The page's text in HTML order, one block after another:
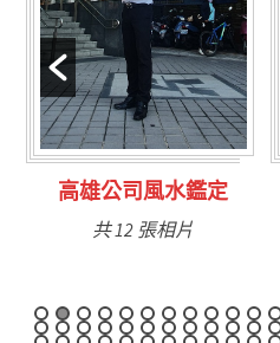
林氏福主量子生基造命
共 6 張相片